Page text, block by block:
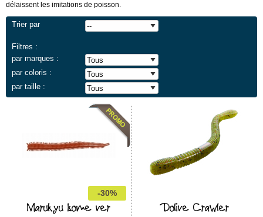
délaissent les imitations de poisson.
Trier par
Filtres :
par marques :
par coloris :
par taille :
-30%
Marukyu Isome ver Dolive Crawler